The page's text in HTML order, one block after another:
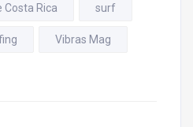
Costa Rica surf
Vibras Mag